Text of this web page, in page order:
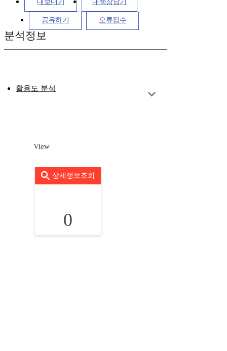
내보내기 내책장담기
공유하기 오류접수
분석정보
활용도 분석
View
상세정보조회
0